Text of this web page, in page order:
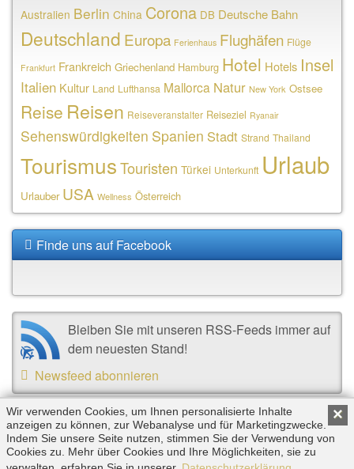
Australien Berlin China Corona DB Deutsche Bahn
Deutschland Europa Ferienhaus Flughäfen Flüge
Frankfurt Frankreich Griechenland Hamburg Hotel Hotels Insel
Italien Kultur Land Lufthansa Mallorca Natur New York Ostsee
Reise Reisen Reiseveranstalter Reiseziel Ryanair
Sehenswürdigkeiten Spanien Stadt Strand Thailand
TourismusTouristen Türkei Unterkunft Urlaub
Urlauber USA Wellness Österreich
Finde uns auf Facebook
Bleiben Sie mit unseren RSS-Feeds immer auf
dem neuesten Stand!
Newsfeed abonnieren
Copyright © 2026 by Triplemind GmbH. Alle Rechte
vorbehalten. |Impressum|Datenschutz
×
Wir verwenden Cookies, um Ihnen personalisierte Inhalte
anzeigen zu können, zur Webanalyse und für Marketingzwecke.
Indem Sie unsere Seite nutzen, stimmen Sie der Verwendung von
Cookies zu. Mehr über Cookies und Ihre Möglichkeiten, sie zu